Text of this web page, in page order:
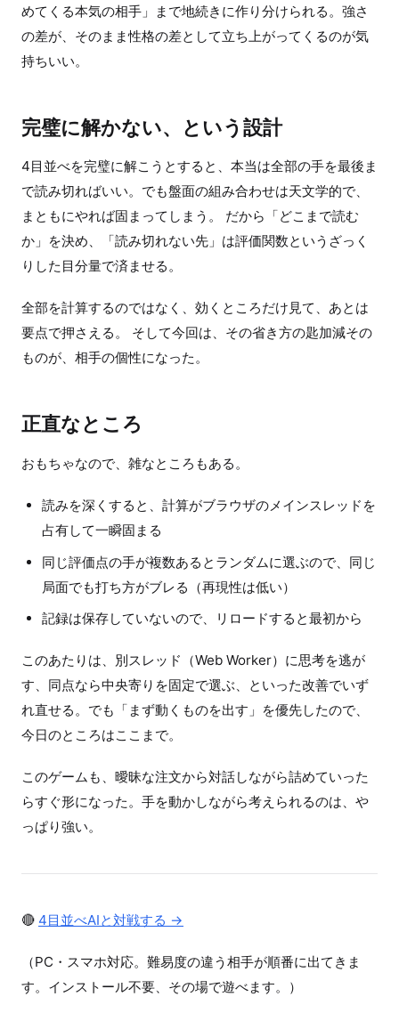
めてくる本気の相手」まで地続きに作り分けられる。強さ
の差が、そのまま性格の差として立ち上がってくるのが気
持ちいい。
完璧に解かない、という設計
4目並べを完璧に解こうとすると、本当は全部の手を最後ま
で読み切ればいい。でも盤面の組み合わせは天文学的で、
まともにやれば固まってしまう。 だから「どこまで読む
か」を決め、「読み切れない先」は評価関数というざっく
りした目分量で済ませる。
全部を計算するのではなく、効くところだけ見て、あとは
要点で押さえる。 そして今回は、その省き方の匙加減その
ものが、相手の個性になった。
正直なところ
おもちゃなので、雑なところもある。
読みを深くすると、計算がブラウザのメインスレッドを
占有して一瞬固まる
同じ評価点の手が複数あるとランダムに選ぶので、同じ
局面でも打ち方がブレる（再現性は低い）
記録は保存していないので、リロードすると最初から
このあたりは、別スレッド（Web Worker）に思考を逃が
す、同点なら中央寄りを固定で選ぶ、といった改善でいず
れ直せる。でも「まず動くものを出す」を優先したので、
今日のところはここまで。
このゲームも、曖昧な注文から対話しながら詰めていった
らすぐ形になった。手を動かしながら考えられるのは、や
っぱり強い。
🔴 4目並べAIと対戦する →
（PC・スマホ対応。難易度の違う相手が順番に出てきま
す。インストール不要、その場で遊べます。）